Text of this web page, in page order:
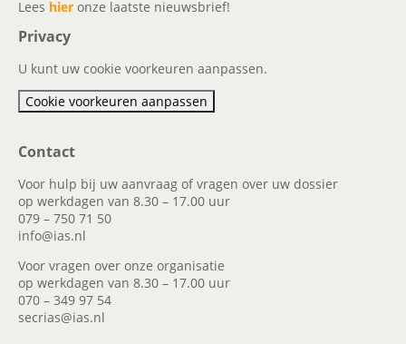
Lees hier onze laatste nieuwsbrief!
Privacy
U kunt uw cookie voorkeuren aanpassen.
Cookie voorkeuren aanpassen
Contact
Voor hulp bij uw aanvraag of vragen over uw dossier
op werkdagen van 8.30 – 17.00 uur
079 – 750 71 50
info@ias.nl
Voor vragen over onze organisatie
op werkdagen van 8.30 – 17.00 uur
070 – 349 97 54
secrias@ias.nl